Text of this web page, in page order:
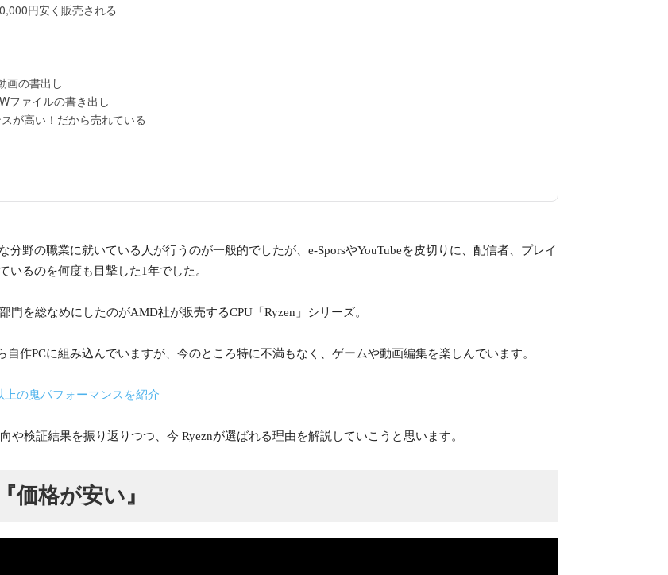
円安く販売される
画の書出し
ファイルの書き出し
が高い！だから売れている
分野の職業に就いている人が行うのが一般的でしたが、e-SporsやYouTubeを皮切りに、配信者、プレイ
いるのを何度も目撃した1年でした。
を総なめにしたのがAMD社が販売するCPU「Ryzen」シリーズ。
自作PCに組み込んでいますが、今のところ特に不満もなく、ゲームや動画編集を楽しんでいます。
上の鬼パフォーマンスを紹介
や検証結果を振り返りつつ、今 Ryeznが選ばれる理由を解説していこうと思います。
価格が安い』